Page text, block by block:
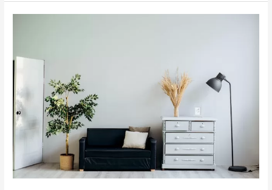
Mengaplikasikan
Cat
yang
Tahan
Lama
untuk
Rumah
Impian
Anda